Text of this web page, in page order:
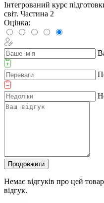
Інтегрований курс
світ. Частина 2
Оцінка:
Продовжити
Немає відгуків про цей
відгук.